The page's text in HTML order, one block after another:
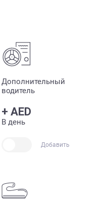
Дополнительный
водитель
+ AED
В день
Добавить